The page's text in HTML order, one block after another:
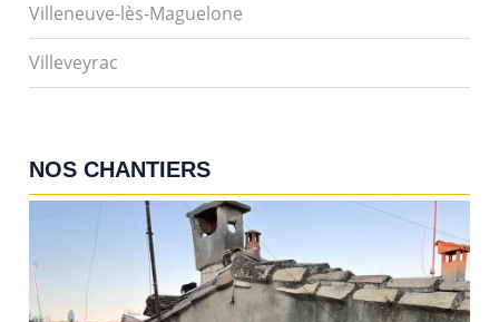
Villeneuve-lès-Maguelone
Villeveyrac
NOS CHANTIERS